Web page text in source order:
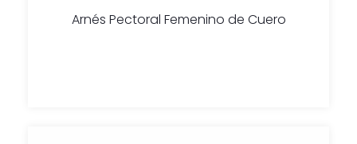
Arnés Pectoral Femenino de Cuero